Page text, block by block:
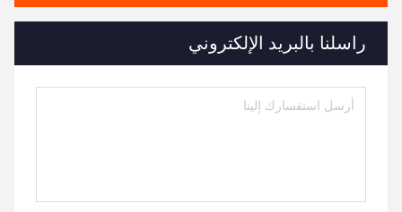
راسلنا بالبريد الإلكتروني